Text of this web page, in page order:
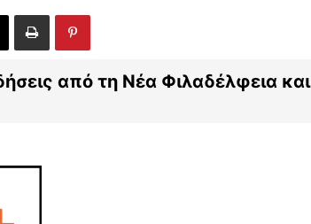
από τη Νέα Φιλαδέλφεια και